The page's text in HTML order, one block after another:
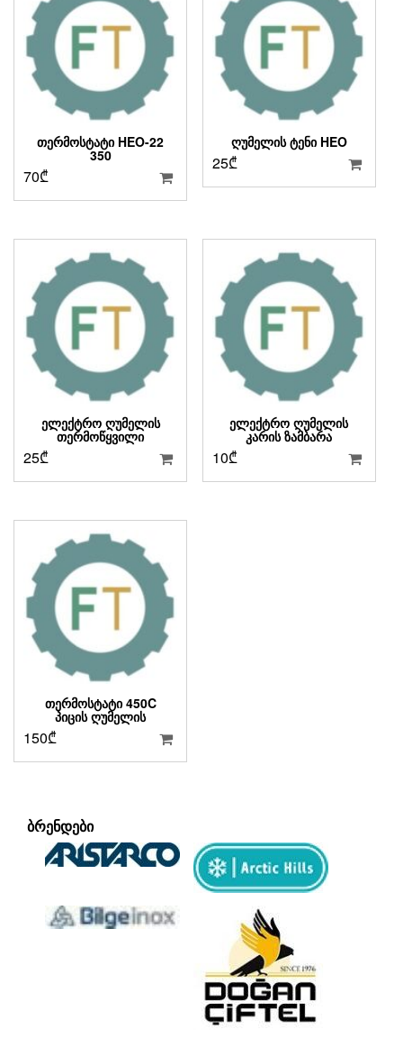
ᲗᲔᲠᲛᲝᲡᲢᲐᲢᲘ HEO-22
350
70₾
ᲦᲣᲛᲔᲚᲘᲡ ᲢᲔᲜᲘ HEO
25₾
ᲔᲚᲔᲥᲢᲠᲝ ᲦᲣᲛᲔᲚᲘᲡ
ᲗᲔᲠᲛᲝᲬᲧᲕᲘᲚᲘ
25₾
ᲔᲚᲔᲥᲢᲠᲝ ᲦᲣᲛᲔᲚᲘᲡ
ᲙᲐᲠᲘᲡ ᲖᲐᲛᲑᲐᲠᲐ
10₾
ᲗᲔᲠᲛᲝᲡᲢᲐᲢᲘ 450C
ᲞᲘᲪᲘᲡ ᲦᲣᲛᲔᲚᲘᲡ
150₾
ᲑᲠᲔᲜᲓᲔᲑᲘ